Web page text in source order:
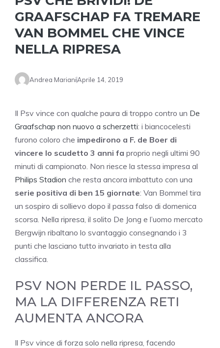
GRAAFSCHAP FA TREMARE
VAN BOMMEL CHE VINCE
NELLA RIPRESA
Andrea MarianiAprile 14, 2019
Il Psv vince con qualche paura di troppo contro un De
Graafschap non nuovo a scherzetti: i biancocelesti
furono coloro che impedirono a F. de Boer di
vincere lo scudetto 3 anni fa proprio negli ultimi 90
minuti di campionato. Non riesce la stessa impresa al
Philips Stadion che resta ancora imbattuto con una
serie positiva di ben 15 giornate: Van Bommel tira
un sospiro di sollievo dopo il passa falso di domenica
scorsa. Nella ripresa, il solito De Jong e l’uomo mercato
Bergwijn ribaltano lo svantaggio consegnando i 3
punti che lasciano tutto invariato in testa alla
classifica.
PSV NON PERDE IL PASSO,
MA LA DIFFERENZA RETI
AUMENTA ANCORA
Il Psv vince di forza solo nella ripresa, facendo